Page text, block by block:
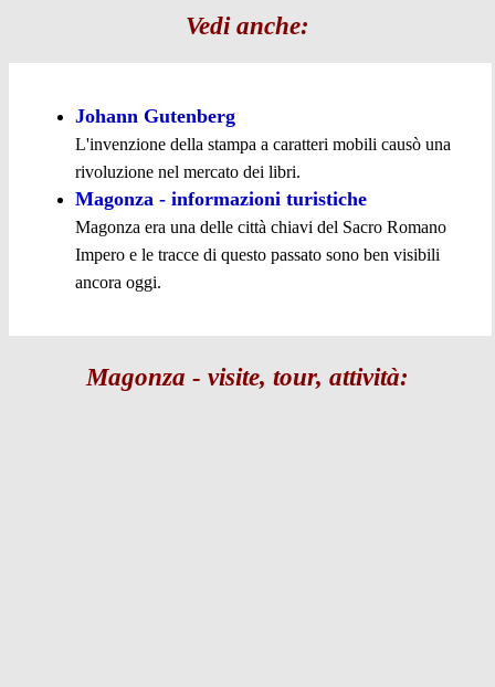
Vedi anche:
Johann Gutenberg
L'invenzione della stampa a caratteri mobili causò una
rivoluzione nel mercato dei libri.
Magonza - informazioni turistiche
Magonza era una delle città chiavi del Sacro Romano
Impero e le tracce di questo passato sono ben visibili
ancora oggi.
Magonza - visite, tour, attività: